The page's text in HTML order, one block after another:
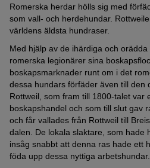
Romerska herdar hölls sig med
som vall- och herdehundar.
världens äldsta hundraser.
Med hjälp av de ihärdiga och
romerska legionärer sina
boskapsmarknader runt om i det
dessa hundars förfäder även till den
Rottweil, som fram till 1800-talet var
boskapshandel och som till slut gav
och får vallades från Rottweil till
dalen. De lokala slaktare, som hade
insåg snabbt att denna ras hade ett
föda upp dessa nyttiga arbetshundar.